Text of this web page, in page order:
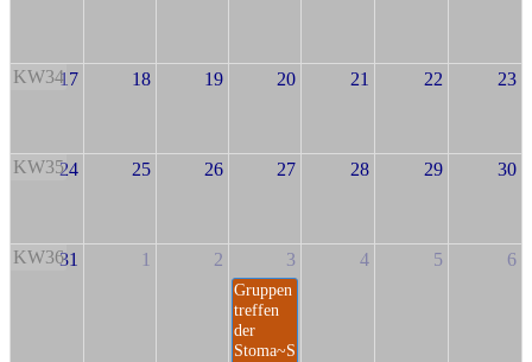
KW3417 18 19 20 21 22 23
KW3524 25 26 27 28 29 30
KW3631 1 2 3
Gruppen
treffen
der
Stoma~S
4 5 6